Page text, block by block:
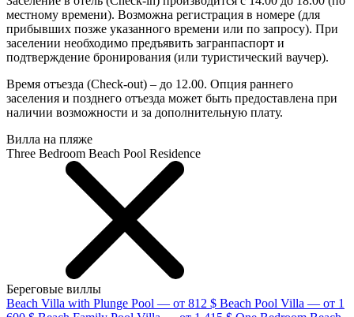
местному времени). Возможна регистрация в номере (для
прибывших позже указанного времени или по запросу). При
заселении необходимо предъявить загранпаспорт и
подтверждение бронирования (или туристический ваучер).
Время отъезда (Сheck-out) – до 12.00. Опция раннего
заселения и позднего отъезда может быть предоставлена при
наличии возможности и за дополнительную плату.
Вилла на пляже
Three Bedroom Beach Pool Residence
Береговые виллы
Beach Villa with Plunge Pool — от 812 $ Beach Pool Villa — от 1